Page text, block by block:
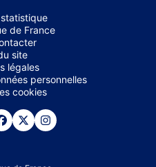
de France
site
légales
personnelles
cookies